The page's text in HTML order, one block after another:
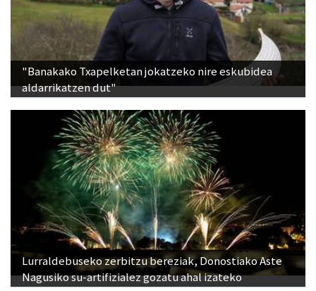
"Banakako Txapelketan jokatzeko nire eskubidea
aldarrikatzen dut"
Lurraldebuseko zerbitzu bereziak, Donostiako Aste
Nagusiko su-artifizialez gozatu ahal izateko